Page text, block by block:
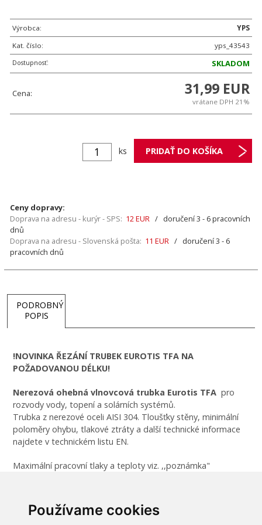
Používame cookies
Výrobca:
YPS
Kat. číslo:
yps_43543
Dostupnosť:
SKLADOM
Cena: 31,99 EUR
vrátane DPH 21%
ks
Ceny dopravy:
Doprava na adresu - kurýr - SPS: 12 EUR / doručení 3 - 6 pracovních
dnů
Doprava na adresu - Slovenská pošta: 11 EUR / doručení 3 - 6
pracovních dnů
PODROBNÝ
POPIS
!NOVINKA ŘEZÁNÍ TRUBEK EUROTIS TFA NA
POŽADOVANOU DÉLKU!
Nerezová ohebná vlnovcová trubka Eurotis TFA pro
rozvody vody, topení a solárních systémů.
Trubka z nerezové oceli AISI 304. Tloušťky stěny, minimální
poloměry ohybu, tlakové ztráty a další technické informace
najdete v technickém listu EN.
Maximální pracovní tlaky a teploty viz. ,,poznámka"
spojů.